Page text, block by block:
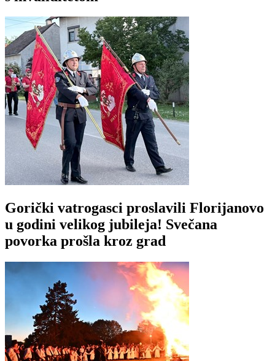
Gorički vatrogasci proslavili Florijanovo
u godini velikog jubileja! Svečana
povorka prošla kroz grad